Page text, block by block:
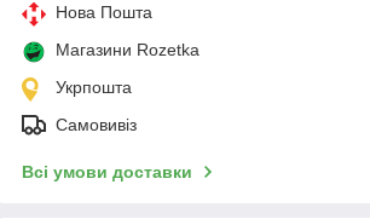
Нова Пошта
Магазини Rozetka
Укрпошта
Самовивіз
Всі умови доставки